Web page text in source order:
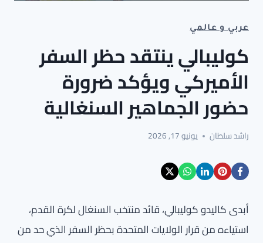
عربي و عالمي
كوليبالي ينتقد حظر السفر
الأميركي ويؤكد ضرورة
حضور الجماهير السنغالية
راشد سلطان يونيو 17, 2026
أبدى كاليدو كوليبالي، قائد منتخب السنغال لكرة القدم،
استياءه من قرار الولايات المتحدة بحظر السفر الذي حد من